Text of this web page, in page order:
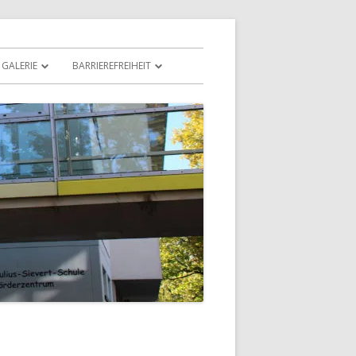
GALERIE BARRIEREFREIHEIT